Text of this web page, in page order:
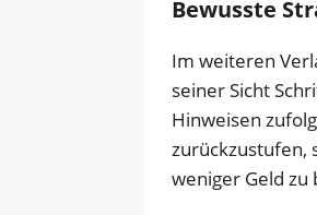
Bewusste
Im weiteren
seiner Sicht
Hinweisen
zurückzustufen,
weniger Geld zu